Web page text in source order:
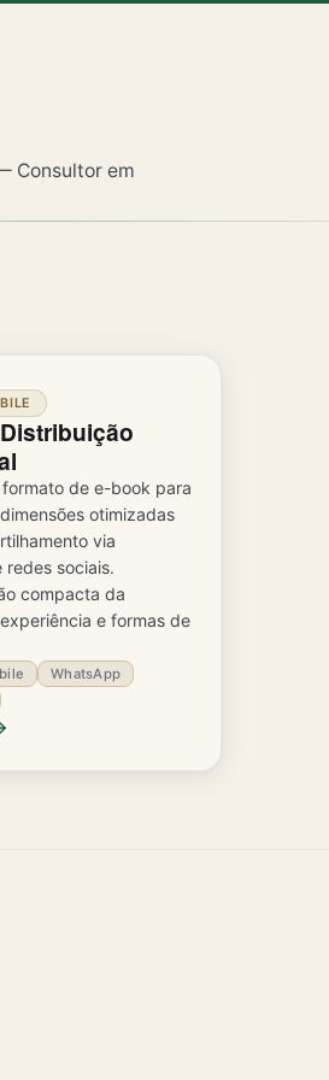
Consultor em
de e-book para
otimizadas
via
redes sociais.
compacta da
e formas de
WhatsApp